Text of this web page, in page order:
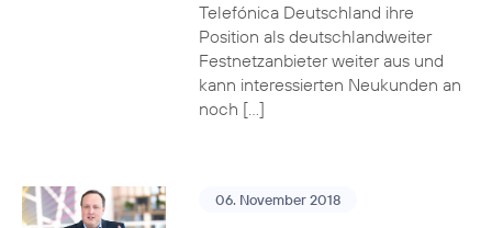
Telefónica Deutschland ihre
Position als deutschlandweiter
Festnetzanbieter weiter aus und
kann interessierten Neukunden an
noch […]
06. November 2018